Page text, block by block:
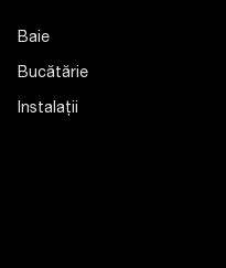
Baie
Bucătărie
Instalații